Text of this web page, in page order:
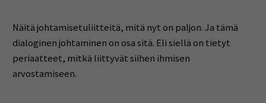
Näitä johtamisetuliitteitä, mitä nyt on paljon. Ja tämä
dialoginen johtaminen on osa sitä. Eli siellä on tietyt
periaatteet, mitkä liittyvät siihen ihmisen
arvostamiseen.